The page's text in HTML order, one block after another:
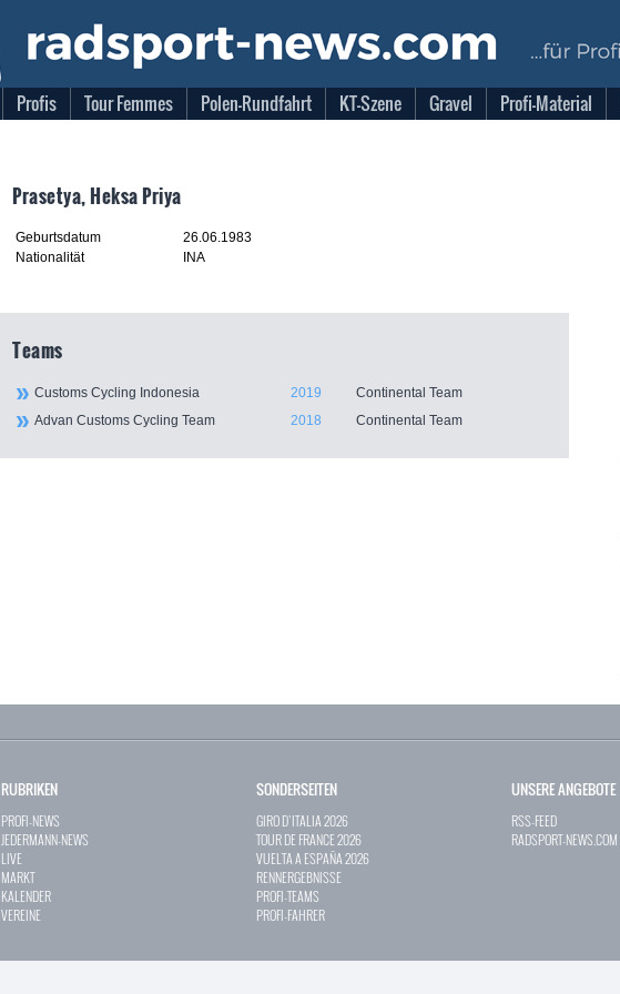
Profis Tour Femmes Polen-Rundfahrt KT-Szene Gravel Profi-Material
Prasetya, Heksa Priya
Geburtsdatum
26.06.1983
Nationalität
INA
Teams
Customs Cycling Indonesia 2019
Continental Team
Advan Customs Cycling Team
2018 Continental Team
RUBRIKEN
PROFI-NEWS
JEDERMANN-NEWS
LIVE
MARKT
KALENDER
VEREINE
SONDERSEITEN
GIRO D`ITALIA 2026
TOUR DE FRANCE 2026
VUELTA A ESPAÑA 2026
RENNERGEBNISSE
PROFI-TEAMS
PROFI-FAHRER
UNSERE ANGEBOTE
RSS-FEED
RADSPORT-NEWS.COM